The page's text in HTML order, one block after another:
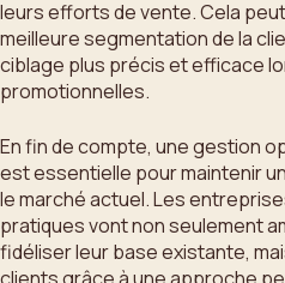
leurs efforts de vente. Cela
meilleure segmentation de la
ciblage plus précis et efficace
promotionnelles.
En fin de compte, une gestion
est essentielle pour maintenir
le marché actuel. Les
pratiques vont non seulement
fidéliser leur base existante,
clients grâce à une approche